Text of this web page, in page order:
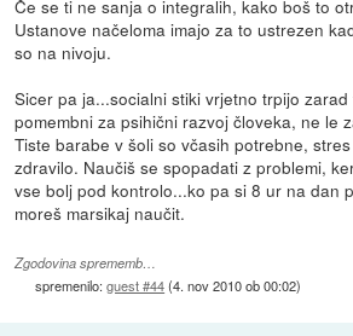
Če se ti ne sanja o integralih, kako boš to
Ustanove načeloma imajo za to ustrezen
so na nivoju.
Sicer pa ja...socialni stiki vrjetno trpijo
pomembni za psihični razvoj človeka, ne le
Tiste barabe v šoli so včasih potrebne,
zdravilo. Naučiš se spopadati z problemi,
vse bolj pod kontrolo...ko pa si 8 ur na dan
moreš marsikaj naučit.
Zgodovina sprememb…
spremenilo:guest #44(4. nov 2010 ob 00:02)